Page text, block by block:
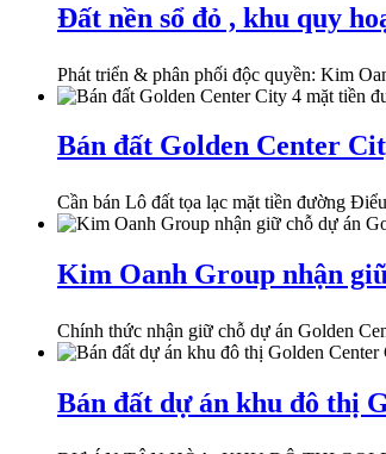
Đất nền sổ đỏ , khu quy
Phát triển & phân phối độc quyền: Kim
Bán đất Golden Center
Cần bán Lô đất tọa lạc mặt tiền đường
Kim Oanh Group nhận
Chính thức nhận giữ chỗ dự án Golden
Bán đất dự án khu đô thị